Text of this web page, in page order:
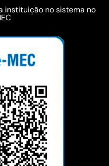
instituição no sistema no